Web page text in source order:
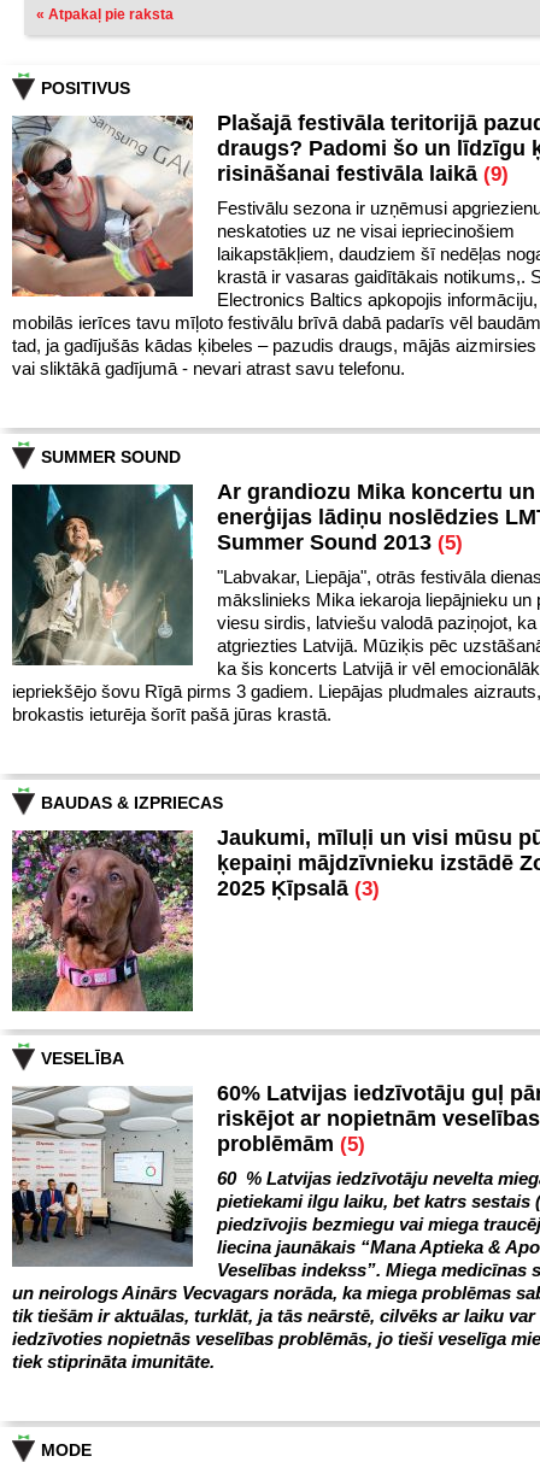
« Atpakaļ pie raksta
POSITIVUS
Plašajā festivāla teritorijā
draugs? Padomi šo un līdzīgu
risināšanai festivāla laikā (9)
Festivālu sezona ir uzņēmusi
neskatoties uz ne visai iepriecinošiem
laikapstākļiem, daudziem šī nedēļas
krastā ir vasaras gaidītākais notikums,.
Electronics Baltics apkopojis
mobilās ierīces tavu mīļoto festivālu brīvā dabā padarīs vēl
tad, ja gadījušās kādas ķibeles – pazudis draugs, mājās aizmirsies
vai sliktākā gadījumā - nevari atrast savu telefonu.
SUMMER SOUND
Ar grandiozu Mika koncertu
enerģijas lādiņu noslēdzies
Summer Sound 2013 (5)
"Labvakar, Liepāja", otrās festivāla
mākslinieks Mika iekaroja liepājnieku un
viesu sirdis, latviešu valodā paziņojot,
atgriezties Latvijā. Mūziķis pēc
ka šis koncerts Latvijā ir vēl
iepriekšējo šovu Rīgā pirms 3 gadiem. Liepājas pludmales
brokastis ieturēja šorīt pašā jūras krastā.
BAUDAS & IZPRIECAS
Jaukumi, mīluļi un visi mūsu
ķepaiņi mājdzīvnieku izstādē
2025 Ķīpsalā (3)
VESELĪBA
60% Latvijas iedzīvotāju guļ
riskējot ar nopietnām veselības
problēmām (5)
60 % Latvijas iedzīvotāju nevelta
pietiekami ilgu laiku, bet katrs sestais
piedzīvojis bezmiegu vai miega
liecina jaunākais “Mana Aptieka &
Veselības indekss”. Miega medicīnas
un neirologs Ainārs Vecvagars norāda, ka miega problēmas
tik tiešām ir aktuālas, turklāt, ja tās neārstē, cilvēks ar laiku var
iedzīvoties nopietnās veselības problēmās, jo tieši veselīga
tiek stiprināta imunitāte.
MODE